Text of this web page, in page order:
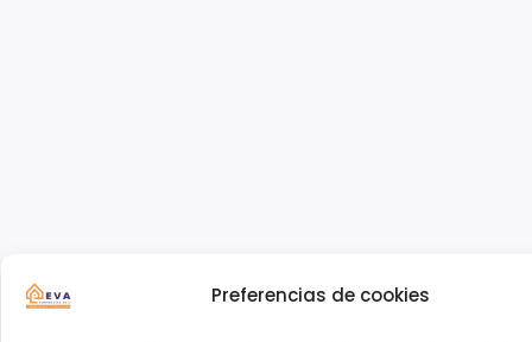
Preferencias de cookies